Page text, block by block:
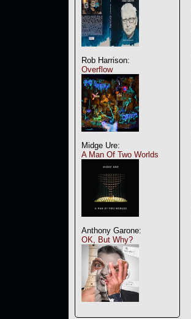
Rob Harrison:
Overflow
Midge Ure:
A Man Of Two Worlds
Anthony Garone:
OK, But Why?